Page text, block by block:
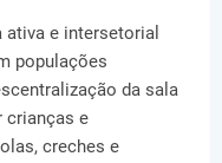
ativa e intersetorial
populações
da sala
crianças e
creches e